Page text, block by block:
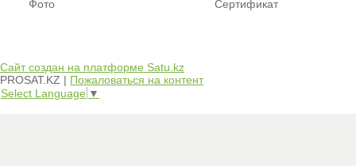
Фото Сертификат
Сайт создан на платформе Satu.kz
PROSAT.KZ | Пожаловаться на контент
Select Language ▼